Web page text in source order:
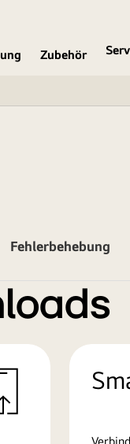
Zubehör
Fehlerbehebung